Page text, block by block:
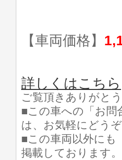
【車両価格】
詳しくはこちら
ご覧頂きありがと
■この車への「お問
は、お気軽にどう
■この車両以外にも
掲載しております。